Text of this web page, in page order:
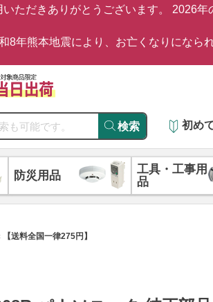
ただきありがとうございます。 2026
8年熊本地震により、お亡くなりになら
検索 初め
防災用品
工具・工事用
品
送料全国一律275円】